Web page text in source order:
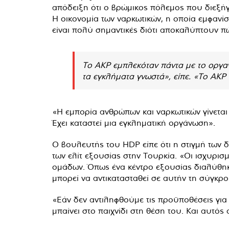
απόδειξη ότι ο βρώμικος πόλεμος που
Η οικονομία των ναρκωτικών, η οποία
είναι πολύ σημαντικές διότι
Το AKP εμπλεκόταν πάντα με το
τα εγκλήματα γνωστά», είπε. «Το
«Η εμπορία ανθρώπων και ναρκωτικών
Έχει καταστεί μια εγκληματική οργάνωση».
Ο βουλευτής του HDP είπε ότι η στιγμή των
των ελίτ εξουσίας στην Τουρκία. «Οι
ομάδων. Όπως ένα κέντρο εξουσίας
μπορεί να αντικατασταθεί σε αυτήν τη
«Εάν δεν αντιληφθούμε τις προϋποθέσεις
μπαίνει στο παιχνίδι στη θέση του. Και